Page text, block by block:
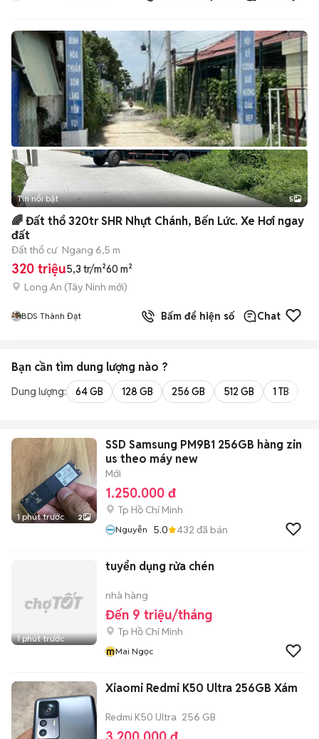
Tin nổi bật 5
🌈 Đất thổ 320tr SHR Nhựt Chánh, Bến Lức. Xe Hơi ngay
đất
Đất thổ cư Ngang 6,5 m
320 triệu5,3 tr/m²60 m²
Long An (Tây Ninh mới)
BDS Thành Đạt Bấm để hiện số Chat
Bạn cần tìm dung lượng nào ?
Dung lượng: 64 GB 128 GB 256 GB 512 GB 1 TB
1 phút trước 2
SSD Samsung PM9B1 256GB hàng zin
us theo máy new
Mới
1.250.000 đ
Tp Hồ Chí Minh
Nguyễn 5.0 432 đã bán
1 phút trước
tuyển dụng rửa chén
nhà hàng
Đến 9 triệu/tháng
Tp Hồ Chí Minh
mMai Ngọc
Xiaomi Redmi K50 Ultra 256GB Xám
Redmi K50 Ultra 256 GB